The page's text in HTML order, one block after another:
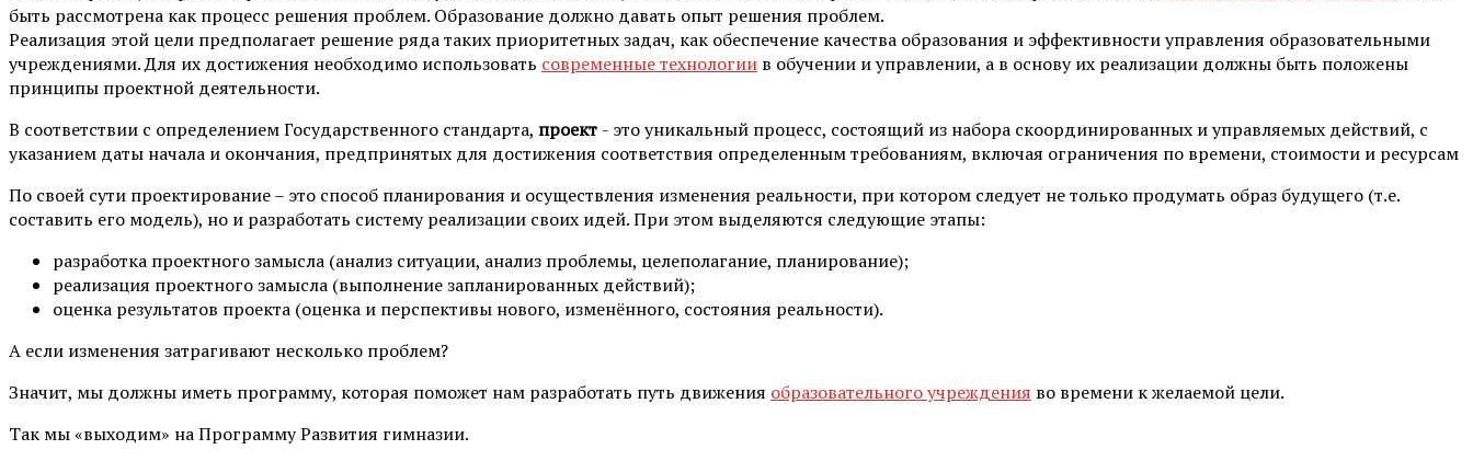
быть рассмотрена как процесс решения проблем. Образование должно давать опыт решения проблем.
Реализация этой цели предполагает решение ряда таких приоритетных задач, как обеспечение качества образования и эффективности управления образовательными
учреждениями. Для их достижения необходимо использовать современные технологии в обучении и управлении, а в основу их реализации должны быть положены
принципы проектной деятельности.
В соответствии с определением Государственного стандарта, проект - это уникальный процесс, состоящий из набора скоординированных и управляемых действий, с
указанием даты начала и окончания, предпринятых для достижения соответствия определенным требованиям, включая ограничения по времени, стоимости и ресурсам
По своей сути проектирование – это способ планирования и осуществления изменения реальности, при котором следует не только продумать образ будущего (т.е.
составить его модель), но и разработать систему реализации своих идей. При этом выделяются следующие этапы:
разработка проектного замысла (анализ ситуации, анализ проблемы, целеполагание, планирование);
реализация проектного замысла (выполнение запланированных действий);
оценка результатов проекта (оценка и перспективы нового, изменённого, состояния реальности).
А если изменения затрагивают несколько проблем?
Значит, мы должны иметь программу, которая поможет нам разработать путь движения образовательного учреждения во времени к желаемой цели.
Так мы «выходим» на Программу Развития гимназии.